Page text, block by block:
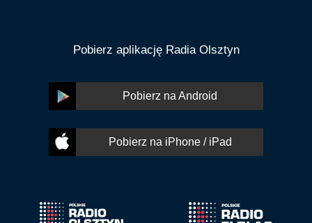
Pobierz aplikację Radia Olsztyn
Pobierz na Android
Pobierz na iPhone / iPad